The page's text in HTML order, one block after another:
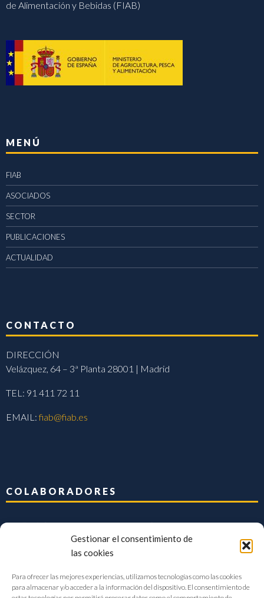
Gestionar el consentimiento de
las cookies
Para ofrecer las mejores experiencias, utilizamos tecnologías como las cookies
para almacenar y/o acceder a la información del dispositivo. El consentimiento de
de Alimentación y Bebidas (FIAB)
MENÚ
FIAB
ASOCIADOS
SECTOR
PUBLICACIONES
ACTUALIDAD
CONTACTO
DIRECCIÓN
Velázquez, 64 – 3ª Planta 28001 | Madrid
TEL: 91 411 72 11
EMAIL:fiab@fiab.es
COLABORADORES